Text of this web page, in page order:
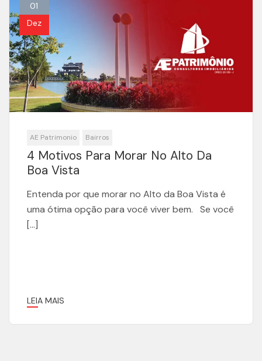
01
Dez
AE Patrimonio Bairros
4 Motivos Para Morar No Alto Da
Boa Vista
Entenda por que morar no Alto da Boa Vista é
uma ótima opção para você viver bem. Se você
[…]
LEIA MAIS